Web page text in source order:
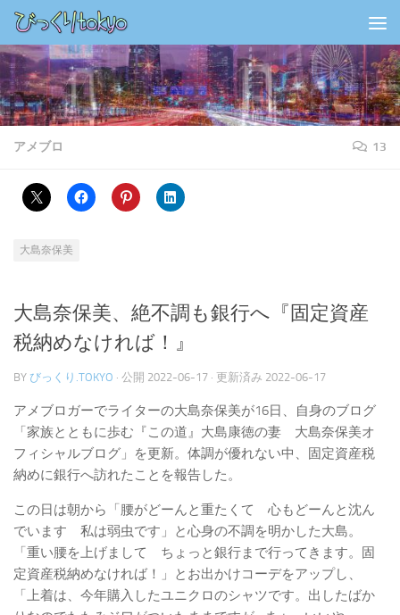
コンテンツの下
アメブロ 13
大島奈保美
大島奈保美、絶不調も銀行へ『固定資産
税納めなければ！』
BY びっくり.TOKYO · 公開 2022-06-17 · 更新済み 2022-06-17
アメブロガーでライターの大島奈保美が16日、自身のブログ
「家族とともに歩む『この道』大島康徳の妻 大島奈保美オ
フィシャルブログ」を更新。体調が優れない中、固定資産税
納めに銀行へ訪れたことを報告した。
この日は朝から「腰がどーんと重たくて 心もどーんと沈ん
でいます 私は弱虫です」と心身の不調を明かした大島。
「重い腰を上げまして ちょっと銀行まで行ってきます。固
定資産税納めなければ！」とお出かけコーデをアップし、
「上着は、今年購入したユニクロのシャツです。出したばか